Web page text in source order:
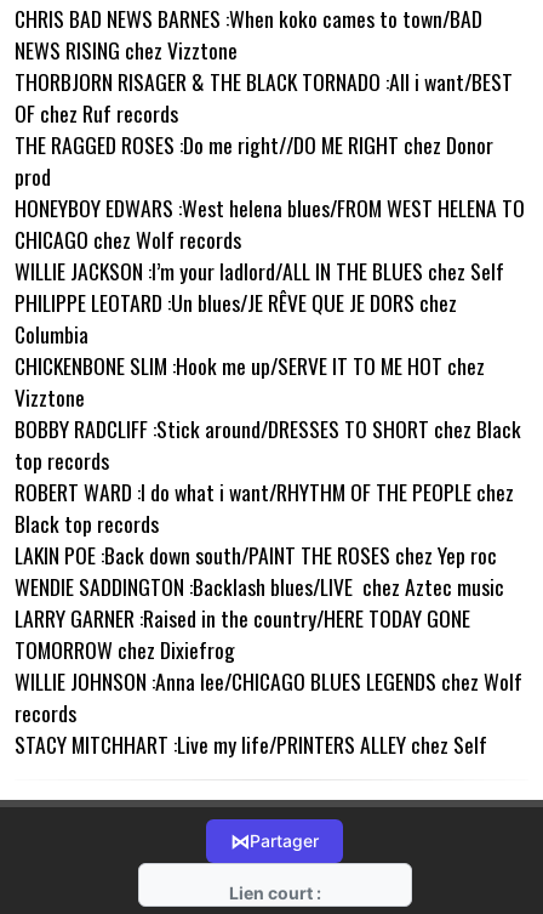
CHRIS BAD NEWS BARNES :When koko cames to town/BAD
NEWS RISING chez Vizztone
THORBJORN RISAGER & THE BLACK TORNADO :All i want/BEST
OF chez Ruf records
THE RAGGED ROSES :Do me right//DO ME RIGHT chez Donor
prod
HONEYBOY EDWARS :West helena blues/FROM WEST HELENA TO
CHICAGO chez Wolf records
WILLIE JACKSON :I’m your ladlord/ALL IN THE BLUES chez Self
PHILIPPE LEOTARD :Un blues/JE RÊVE QUE JE DORS chez
Columbia
CHICKENBONE SLIM :Hook me up/SERVE IT TO ME HOT chez
Vizztone
BOBBY RADCLIFF :Stick around/DRESSES TO SHORT chez Black
top records
ROBERT WARD :I do what i want/RHYTHM OF THE PEOPLE chez
Black top records
LAKIN POE :Back down south/PAINT THE ROSES chez Yep roc
WENDIE SADDINGTON :Backlash blues/LIVE chez Aztec music
LARRY GARNER :Raised in the country/HERE TODAY GONE
TOMORROW chez Dixiefrog
WILLIE JOHNSON :Anna lee/CHICAGO BLUES LEGENDS chez Wolf
records
STACY MITCHHART :Live my life/PRINTERS ALLEY chez Self
⋈Partager
Lien court :